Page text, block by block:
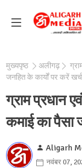
मुख्यपृष्ठ अलीगढ़
जनहित के कार्यों पर करें खर्च
ग्राम प्रधान
कमाई का पैसा
Aligarh
नवंबर 07,